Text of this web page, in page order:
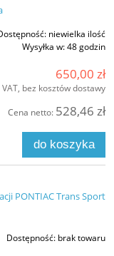
niewielka ilość
Wysyłka w:48 godzin
650,00 zł
bez kosztów dostawy
Cena netto: 528,46 zł
do koszyka
PONTIAC Trans Sport
Dostępność: brak towaru